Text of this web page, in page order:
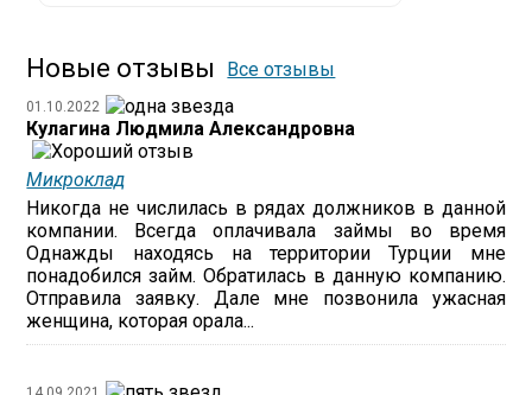
Новые отзывы Все отзывы
01.10.2022
Кулагина Людмила Александровна
Микроклад
Никогда не числилась в рядах должников в данной
компании. Всегда оплачивала займы во время
Однажды находясь на территории Турции мне
понадобился займ. Обратилась в данную компанию.
Отправила заявку. Дале мне позвонила ужасная
женщина, которая орала...